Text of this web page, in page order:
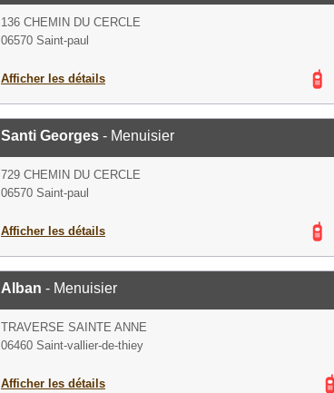
136 CHEMIN DU CERCLE
06570 Saint-paul
Afficher les détails
Santi Georges - Menuisier
729 CHEMIN DU CERCLE
06570 Saint-paul
Afficher les détails
Alban - Menuisier
TRAVERSE SAINTE ANNE
06460 Saint-vallier-de-thiey
Afficher les détails